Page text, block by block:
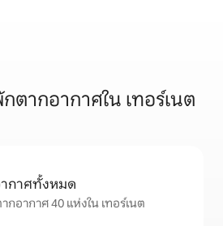
ตากอากาศใน เทอร์เนต
กาศทั้งหมด
อากาศ 40 แห่งใน เทอร์เนต